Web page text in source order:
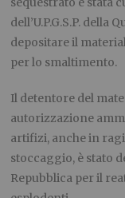
dell’U.P.G.S.P.
depositare il
per lo smaltimento.
Il detentore del
autorizzazione
artifizi, anche in
stoccaggio, è stato
Repubblica per il